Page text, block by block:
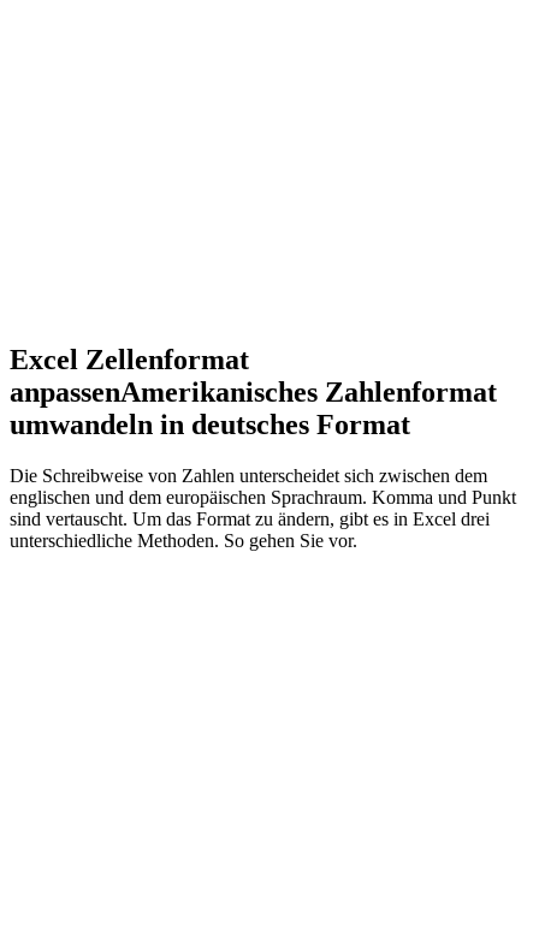
Excel Zellenformat
anpassenAmerikanisches Zahlenformat
umwandeln in deutsches Format
Die Schreibweise von Zahlen unterscheidet sich zwischen dem
englischen und dem europäischen Sprachraum. Komma und Punkt
sind vertauscht. Um das Format zu ändern, gibt es in Excel drei
unterschiedliche Methoden. So gehen Sie vor.